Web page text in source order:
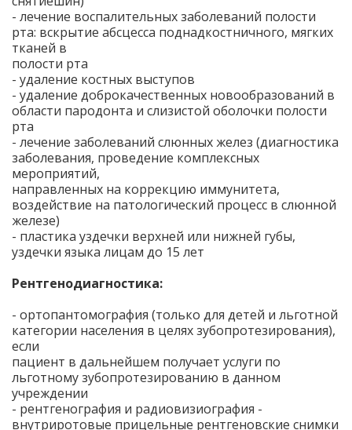
- лечение воспалительных заболеваний полости
рта: вскрытие абсцесса поднадкостничного, мягких
тканей в
полости рта
- удаление костных выступов
- удаление доброкачественных новообразований в
области пародонта и слизистой оболочки полости
рта
- лечение заболеваний слюнных желез (диагностика
заболевания, проведение комплексных
мероприятий,
направленных на коррекцию иммунитета,
воздействие на патологический процесс в слюнной
железе)
- пластика уздечки верхней или нижней губы,
уздечки языка лицам до 15 лет
Рентгенодиагностика:
- ортопантомография (только для детей и льготной
категории населения в целях зубопротезирования),
если
пациент в дальнейшем получает услуги по
льготному зубопротезированию в данном
учреждении
- рентгенография и радиовизиография -
внутриротовые прицельные рентгеновские снимки